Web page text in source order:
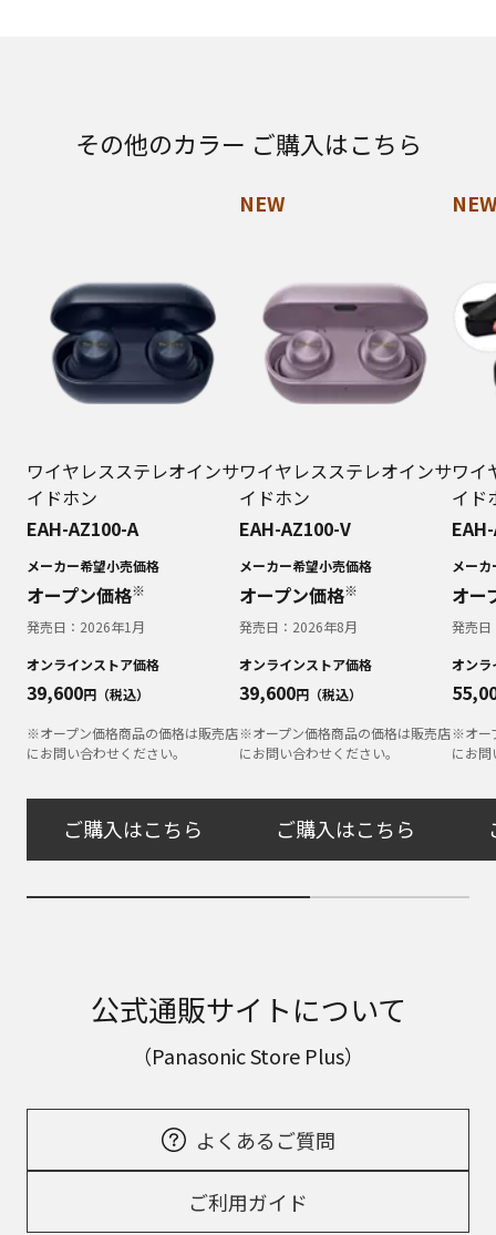
その他のカラー ご購入はこちら
ワイヤレスステレオインサ
イドホン
EAH-AZ100-A
メーカー希望小売価格
オープン価格※
発売日： 2026年1月
オンラインストア価格
39,600円（税込）
※オープン価格商品の価格は販売店
にお問い合わせください。
ご購入はこちら
NEW
ワイヤレスステレオインサ
イドホン
EAH-AZ100-V
メーカー希望小売価格
オープン価格※
発売日： 2026年8月
オンラインストア価格
39,600円（税込）
※オープン価格商品の価格は販売店
にお問い合わせください。
ご購入はこちら
NEW
ワイ
イド
メー
オー
発売日
オンラ
※オー
にお
公式通販サイトについて
（Panasonic Store Plus）
よくあるご質問
ご利用ガイド